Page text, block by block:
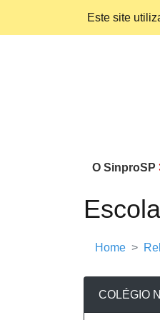
Este site
O SinproSP
Escola
Home
COLÉGIO